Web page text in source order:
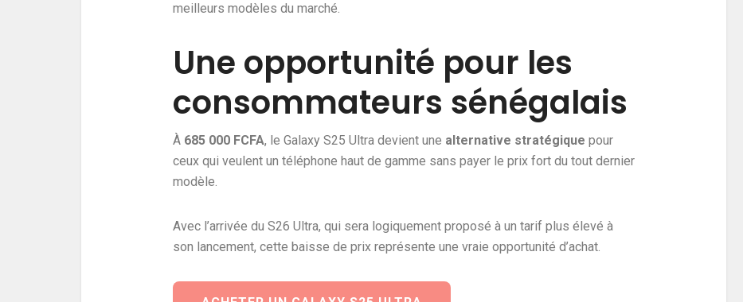
meilleurs modèles du marché.
Une opportunité pour les
consommateurs sénégalais
À 685 000 FCFA, le Galaxy S25 Ultra devient une alternative stratégique pour
ceux qui veulent un téléphone haut de gamme sans payer le prix fort du tout dernier
modèle.
Avec l’arrivée du S26 Ultra, qui sera logiquement proposé à un tarif plus élevé à
son lancement, cette baisse de prix représente une vraie opportunité d’achat.